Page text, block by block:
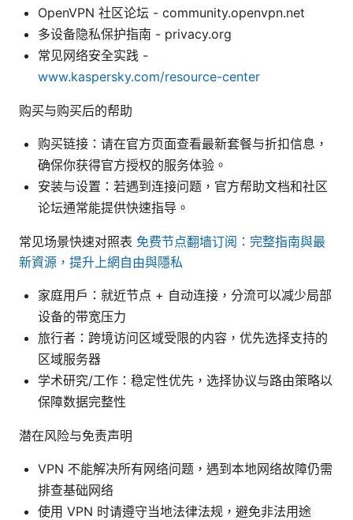
OpenVPN 社区论坛 - community.openvpn.net
多设备隐私保护指南 - privacy.org
常见网络安全实践 -
www.kaspersky.com/resource-center
购买与购买后的帮助
购买链接：请在官方页面查看最新套餐与折扣信息，
确保你获得官方授权的服务体验。
安装与设置：若遇到连接问题，官方帮助文档和社区
论坛通常能提供快速指导。
常见场景快速对照表 免费节点翻墙订阅：完整指南與最
新資源，提升上網自由與隱私
家庭用户：就近节点 + 自动连接，分流可以减少局部
设备的带宽压力
旅行者：跨境访问区域受限的内容，优先选择支持的
区域服务器
学术研究/工作：稳定性优先，选择协议与路由策略以
保障数据完整性
潜在风险与免责声明
VPN 不能解决所有网络问题，遇到本地网络故障仍需
排查基础网络
使用 VPN 时请遵守当地法律法规，避免非法用途